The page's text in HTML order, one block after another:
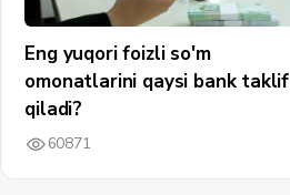
Eng yuqori foizli so'm
omonatlarini qaysi bank taklif
qiladi?
60871